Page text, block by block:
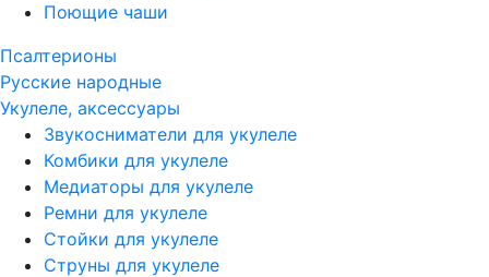
Поющие чаши
Псалтерионы
Русские народные
Укулеле, аксессуары
Звукосниматели для укулеле
Комбики для укулеле
Медиаторы для укулеле
Ремни для укулеле
Стойки для укулеле
Струны для укулеле